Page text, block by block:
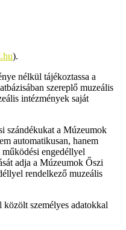
).
nélkül tájékoztassa a
szereplő muzeális
intézmények saját
szándékukat a Múzeumok
automatikusan, hanem
engedéllyel
adja a Múzeumok Őszi
rendelkező muzeális
személyes adatokkal